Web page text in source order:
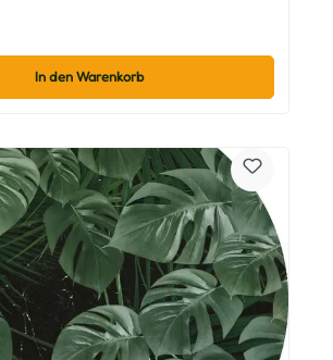
In den Warenkorb